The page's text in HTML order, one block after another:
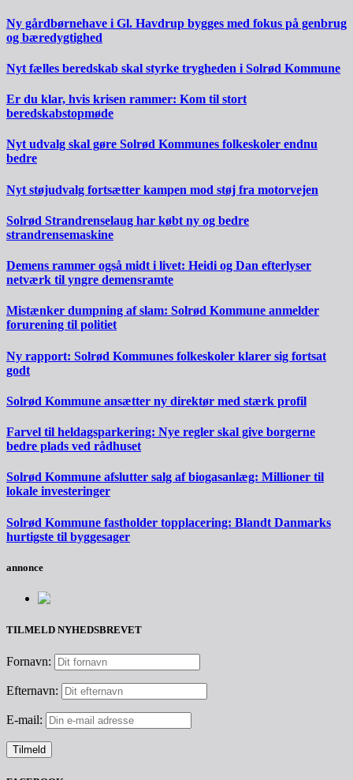
Ny gårdbørnehave i Gl. Havdrup bygges med fokus på genbrug
og bæredygtighed
Nyt fælles beredskab skal styrke trygheden i Solrød Kommune
Er du klar, hvis krisen rammer: Kom til stort
beredskabstopmøde
Nyt udvalg skal gøre Solrød Kommunes folkeskoler endnu
bedre
Nyt støjudvalg fortsætter kampen mod støj fra motorvejen
Solrød Strandrenselaug har købt ny og bedre
strandrensemaskine
Demens rammer også midt i livet: Heidi og Dan efterlyser
netværk til yngre demensramte
Mistænker dumpning af slam: Solrød Kommune anmelder
forurening til politiet
Ny rapport: Solrød Kommunes folkeskoler klarer sig fortsat
godt
Solrød Kommune ansætter ny direktør med stærk profil
Farvel til heldagsparkering: Nye regler skal give borgerne
bedre plads ved rådhuset
Solrød Kommune afslutter salg af biogasanlæg: Millioner til
lokale investeringer
Solrød Kommune fastholder topplacering: Blandt Danmarks
hurtigste til byggesager
annonce
TILMELD NYHEDSBREVET
Fornavn:
Efternavn:
E-mail: